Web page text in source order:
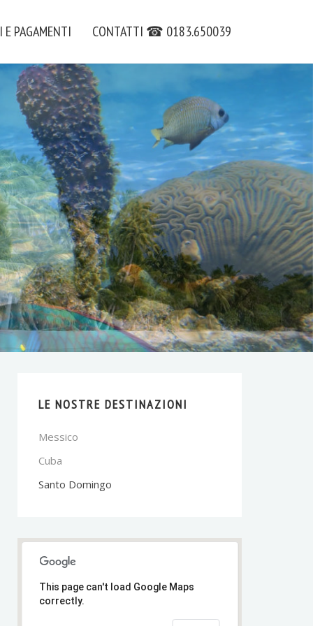
PAGAMENTI CONTATTI ☎ 0183.650039
LE NOSTRE DESTINAZIONI
Messico
Cuba
Santo Domingo
This page can't load Google Maps
correctly.